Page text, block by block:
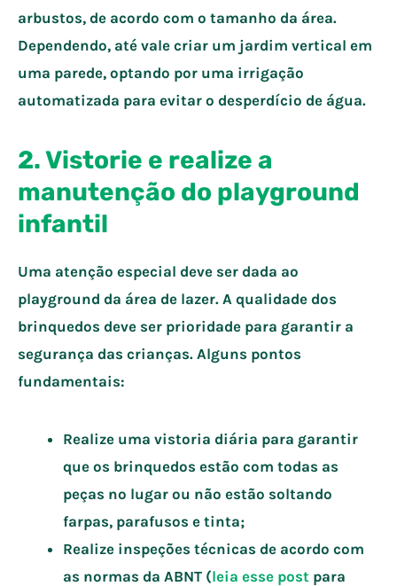
arbustos, de acordo com o tamanho da área.
Dependendo, até vale criar um jardim vertical em
uma parede, optando por uma irrigação
automatizada para evitar o desperdício de água.
2. Vistorie e realize a
manutenção do playground
infantil
Uma atenção especial deve ser dada ao
playground da área de lazer. A qualidade dos
brinquedos deve ser prioridade para garantir a
segurança das crianças. Alguns pontos
fundamentais:
Realize uma vistoria diária para garantir
que os brinquedos estão com todas as
peças no lugar ou não estão soltando
farpas, parafusos e tinta;
Realize inspeções técnicas de acordo com
as normas da ABNT (leia esse post para